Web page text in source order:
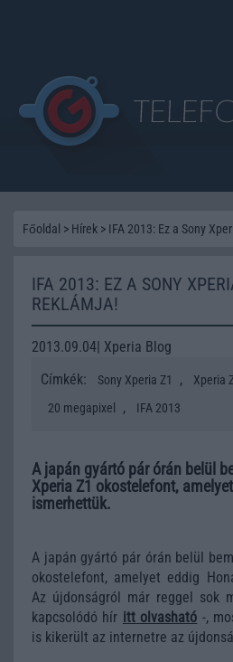
Főoldal > Hírek > IFA 2013: Ez a Sony
IFA 2013: EZ A SONY
REKLÁMJA!
2013.09.04| Xperia Blog
Címkék:
Sony Xperia Z1 , Xperia
20 megapixel , IFA 2013
A japán gyártó pár órán belül
Xperia Z1 okostelefont,
ismerhettük.
A japán gyártó pár órán belül
okostelefont, amelyet eddig
Az újdonságról már reggel sok
kapcsolódó hír itt olvasható -,
is kikerült az internetre az